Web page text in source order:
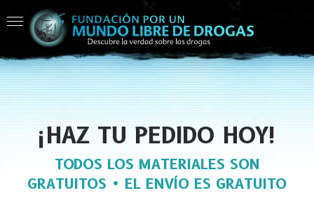
¡HAZ TU PEDIDO HOY!
TODOS LOS MATERIALES SON
GRATUITOS • EL ENVÍO ES GRATUITO